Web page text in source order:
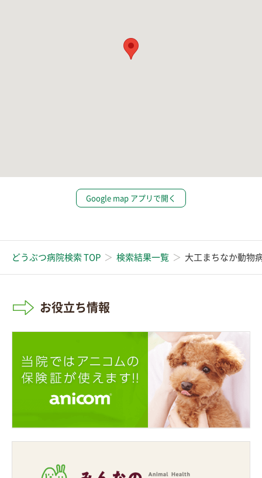
Google map アプリで開く
どうぶつ病院検索 TOP 検索結果一覧 大工まちなか動物
お役立ち情報